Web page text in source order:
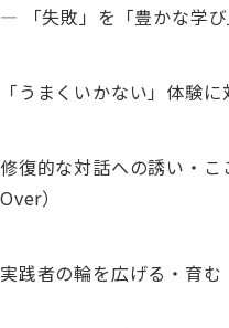
― 「失敗」を「豊かな学
「うまくいかない」体験
修復的な対話への誘い・
Over）
実践者の輪を広げる・育む